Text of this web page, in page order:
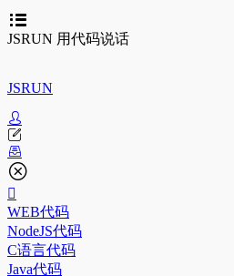
JSRUN 用代码说话
JSRUN
WEB代码
NodeJS代码
C语言代码
Java代码